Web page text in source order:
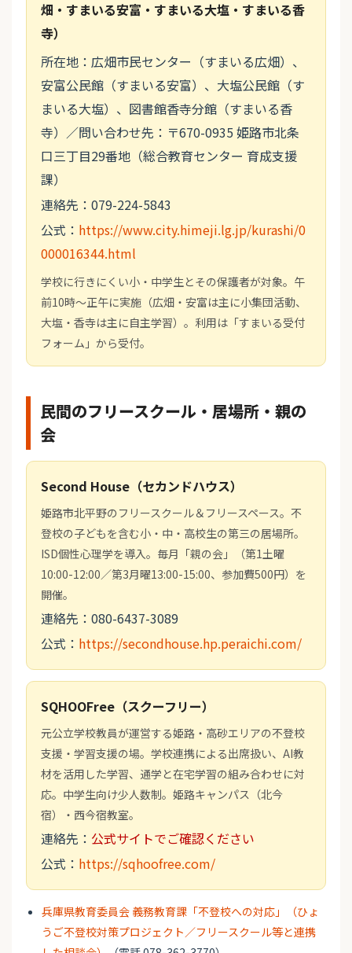
畑・すまいる安富・すまいる大塩・すまいる香
寺）
所在地：広畑市民センター（すまいる広畑）、
安富公民館（すまいる安富）、大塩公民館（す
まいる大塩）、図書館香寺分館（すまいる香
寺）／問い合わせ先：〒670-0935 姫路市北条
口三丁目29番地（総合教育センター 育成支援
課）
連絡先：079-224-5843
公式： https://www.city.himeji.lg.jp/kurashi/0
000016344.html
学校に行きにくい小・中学生とその保護者が対象。午
前10時～正午に実施（広畑・安富は主に小集団活動、
大塩・香寺は主に自主学習）。利用は「すまいる受付
フォーム」から受付。
民間のフリースクール・居場所・親の
会
Second House（セカンドハウス）
姫路市北平野のフリースクール＆フリースペース。不
登校の子どもを含む小・中・高校生の第三の居場所。
ISD個性心理学を導入。毎月「親の会」（第1土曜
10:00-12:00／第3月曜13:00-15:00、参加費500円）を
開催。
連絡先：080-6437-3089
公式： https://secondhouse.hp.peraichi.com/
SQHOOFree（スクーフリー）
元公立学校教員が運営する姫路・高砂エリアの不登校
支援・学習支援の場。学校連携による出席扱い、AI教
材を活用した学習、通学と在宅学習の組み合わせに対
応。中学生向け少人数制。姫路キャンパス（北今
宿）・西今宿教室。
連絡先： 公式サイトでご確認ください
公式： https://sqhoofree.com/
兵庫県教育委員会 義務教育課「不登校への対応」（ひょ
うご不登校対策プロジェクト／フリースクール等と連携